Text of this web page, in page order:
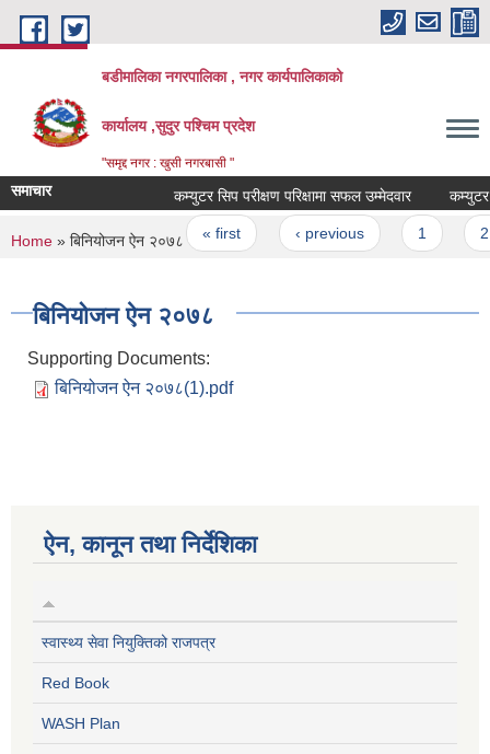
Skip to main content
बडीमालिका नगरपालिका , नगर कार्यपालिकाको
कार्यालय ,सुदुर पश्चिम प्रदेश
"समृद्द नगर : खुसी नगरबासी "
समाचार कम्युटर सिप परीक्षण परिक्षामा सफल उम्मेदवार कम्युटर
Pages
« first ‹ previous
You are here
Home » बिनियोजन ऐन २०७८
बिनियोजन ऐन २०७८
Supporting Documents:
बिनियोजन ऐन २०७८(1).pdf
ऐन, कानून तथा निर्देशिका
स्वास्थ्य सेवा नियुक्तिको राजपत्र
Red Book
WASH Plan